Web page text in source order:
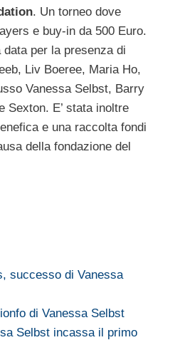
. Un torneo dove
e buy-in da 500 Euro.
per la presenza di
Liv Boeree, Maria Ho,
Vanessa Selbst, Barry
Sexton. E’ stata inoltre
e una raccolta fondi
della fondazione del
successo di Vanessa
di Vanessa Selbst
Selbst incassa il primo